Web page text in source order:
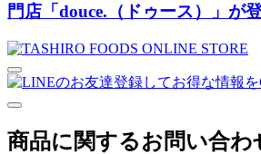
門店「douce.（ドゥース）」が
商品に関するお問い合わ